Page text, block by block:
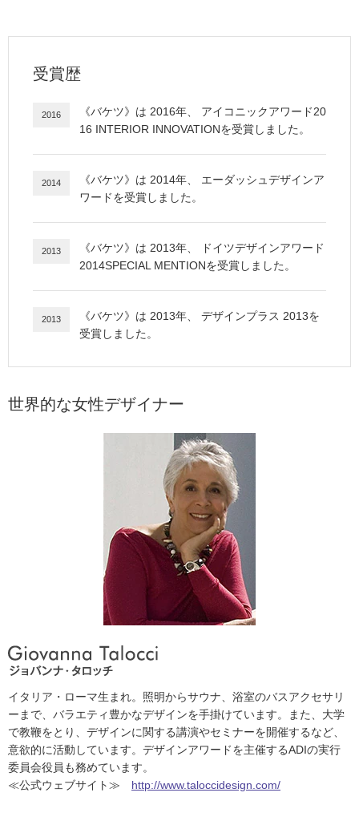
受賞歴
2016 《バケツ》は 2016年、 アイコニックアワード20
16 INTERIOR INNOVATIONを受賞しました。
2014 《バケツ》は 2014年、 エーダッシュデザインア
ワードを受賞しました。
2013 《バケツ》は 2013年、
ドイツデザインアワード
2014SPECIAL MENTIONを受賞しました。
2013 《バケツ》は 2013年、 デザインプラス 2013を
受賞しました。
世界的な女性デザイナー
イタリア・ローマ生まれ。照明からサウナ、浴室のバスアクセサリ
ーまで、バラエティ豊かなデザインを手掛けています。また、大学
で教鞭をとり、デザインに関する講演やセミナーを開催するなど、
意欲的に活動しています。デザインアワードを主催するADIの実行
委員会役員も務めています。
≪公式ウェブサイト≫ http://www.taloccidesign.com/